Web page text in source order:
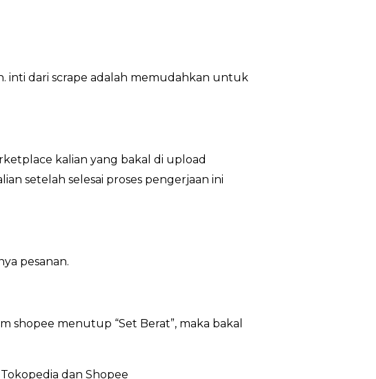
inti dari scrape adalah memudahkan untuk
kalian yang bakal di upload
setelah selesai proses pengerjaan ini
pesanan.
shopee menutup “Set Berat”, maka bakal
dan Shopee